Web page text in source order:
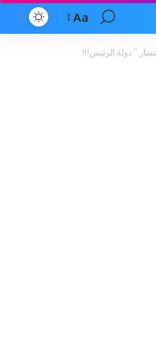
Font
Resizer
Aa
” دولة الرئيس!!!